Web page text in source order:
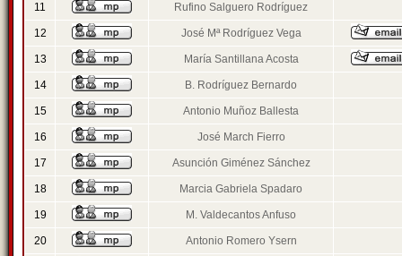
11 Rufino Salguero Rodríguez
12 José Mª Rodríguez Vega
13 María Santillana Acosta
14 B. Rodríguez Bernardo
15 Antonio Muñoz Ballesta
16 José March Fierro
17 Asunción Giménez Sánchez
18 Marcia Gabriela Spadaro
19 M. Valdecantos Anfuso
20 Antonio Romero Ysern